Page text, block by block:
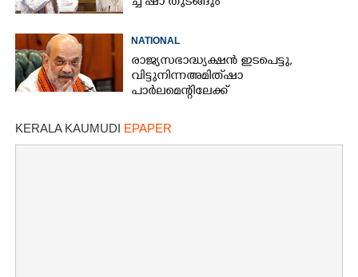
NATIONAL
രാജ്യസഭാദ്ധ്യക്ഷൻ ഇടപെട്ടു,
വിട്ടുനിന്ന അമിത് ഷാ
പാർലമെന്റിലേക്ക്
KERALA KAUMUDI EPAPER